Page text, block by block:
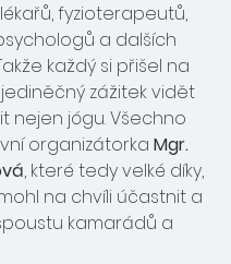
fyzioterapeutů,
a dalších
každý si přišel na
jediněčný zážitek vidět
nejen jógu. Všechno
organizátorka Mgr.
, které tedy velké díky,
na chvíli účastnit a
kamarádů a